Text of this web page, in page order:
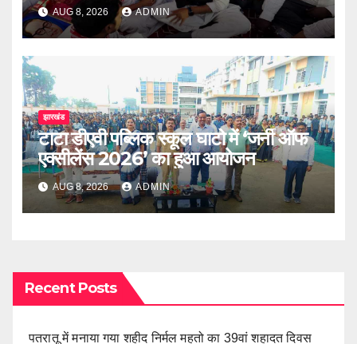
AUG 8, 2026 ADMIN
झारखंड
टाटा डीएवी पब्लिक स्कूल घाटो में ‘जर्नी ऑफ
एक्सीलेंस 2026’ का हुआ आयोजन
AUG 8, 2026 ADMIN
Recent Posts
पतरातू में मनाया गया शहीद निर्मल महतो का 39वां शहादत दिवस